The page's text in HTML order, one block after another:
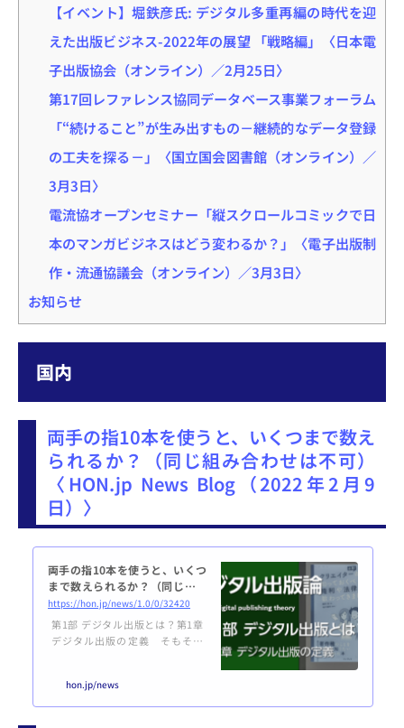
【イベント】堀鉄彦氏: デジタル多重再編の時代を迎
えた出版ビジネス-2022年の展望 「戦略編」〈日本電
子出版協会（オンライン）／2月25日〉
第17回レファレンス協同データベース事業フォーラム
「“続けること”が生み出すもの－継続的なデータ登録
の工夫を探る－」〈国立国会図書館（オンライン）／
3月3日〉
電流協オープンセミナー「縦スクロールコミックで日
本のマンガビジネスはどう変わるか？」〈電子出版制
作・流通協議会（オンライン）／3月3日〉
お知らせ
国内
両手の指10本を使うと、いくつまで数え
られるか？（同じ組み合わせは不可）
〈HON.jp News Blog（2022年2月9
日）〉
両手の指10本を使うと、いくつ
まで数えられるか？（同じ組み
合わせは不可） ―― デジタル出
版論 第1章 第1節
https://hon.jp/news/1.0/0/32420
第1部 デジタル出版とは？第1章
デジタル出版の定義 そもそも
たいと思います。回りくどいよう
ですが、同じ言葉を見聞きして
hon.jp/news